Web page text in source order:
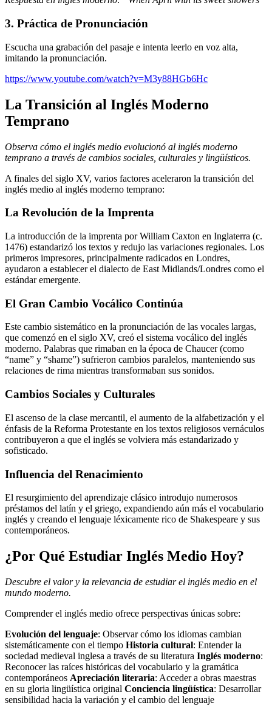
3. Práctica de Pronunciación
Escucha una grabación del pasaje e intenta leerlo en voz alta,
imitando la pronunciación.
https://www.youtube.com/watch?v=M3y88HGb6Hc
La Transición al Inglés Moderno
Temprano
Observa cómo el inglés medio evolucionó al inglés moderno
temprano a través de cambios sociales, culturales y lingüísticos.
A finales del siglo XV, varios factores aceleraron la transición del
inglés medio al inglés moderno temprano:
La Revolución de la Imprenta
La introducción de la imprenta por William Caxton en Inglaterra (c.
1476) estandarizó los textos y redujo las variaciones regionales. Los
primeros impresores, principalmente radicados en Londres,
ayudaron a establecer el dialecto de East Midlands/Londres como el
estándar emergente.
El Gran Cambio Vocálico Continúa
Este cambio sistemático en la pronunciación de las vocales largas,
que comenzó en el siglo XV, creó el sistema vocálico del inglés
moderno. Palabras que rimaban en la época de Chaucer (como
“name” y “shame”) sufrieron cambios paralelos, manteniendo sus
relaciones de rima mientras transformaban sus sonidos.
Cambios Sociales y Culturales
El ascenso de la clase mercantil, el aumento de la alfabetización y el
énfasis de la Reforma Protestante en los textos religiosos vernáculos
contribuyeron a que el inglés se volviera más estandarizado y
sofisticado.
Influencia del Renacimiento
El resurgimiento del aprendizaje clásico introdujo numerosos
préstamos del latín y el griego, expandiendo aún más el vocabulario
inglés y creando el lenguaje léxicamente rico de Shakespeare y sus
contemporáneos.
¿Por Qué Estudiar Inglés Medio Hoy?
Descubre el valor y la relevancia de estudiar el inglés medio en el
mundo moderno.
Comprender el inglés medio ofrece perspectivas únicas sobre:
Evolución del lenguaje: Observar cómo los idiomas cambian
sistemáticamente con el tiempo Historia cultural: Entender la
sociedad medieval inglesa a través de su literatura Inglés moderno:
Reconocer las raíces históricas del vocabulario y la gramática
contemporáneos Apreciación literaria: Acceder a obras maestras
en su gloria lingüística original Conciencia lingüística: Desarrollar
sensibilidad hacia la variación y el cambio del lenguaje